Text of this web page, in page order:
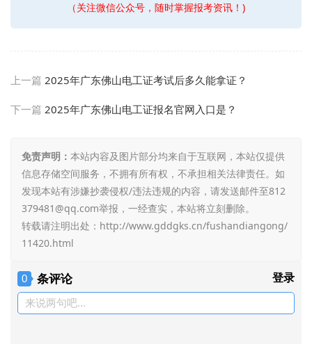
（关注微信公众号，随时掌握报考资讯！)
上一篇 2025年广东佛山电工证考试后多久能拿证？
下一篇 2025年广东佛山电工证报名官网入口是？
免责声明： 本站内容及图片部分均来自于互联网，本站仅提供
信息存储空间服务，不拥有所有权，不承担相关法律责任。如
发现本站有涉嫌抄袭侵权/违法违规的内容，请发送邮件至812
379481@qq.com举报，一经查实，本站将立刻删除。
转载请注明出处： http://www.gddgks.cn/fushandiangong/
11420.html
0 条评论 登录
来说两句吧...